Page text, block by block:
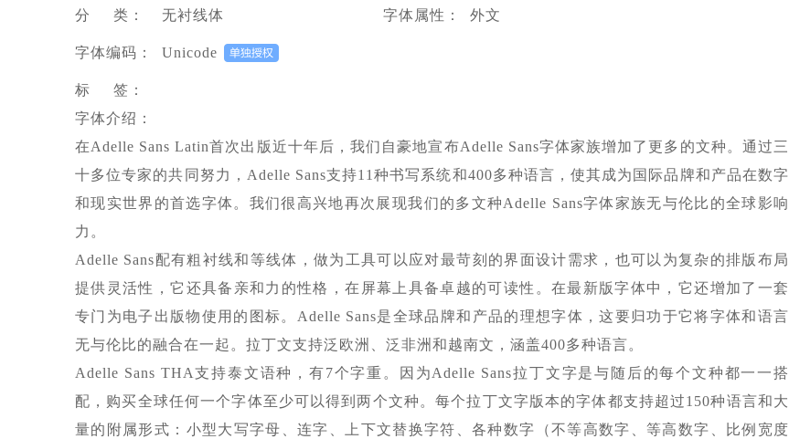
分 类： 无衬线体 字体属性： 外文
字体编码： Unicode
标 签：
字体介绍：
在Adelle Sans Latin首次出版近十年后，我们自豪地宣布Adelle Sans字体家族增加了更多的文种。通过三
十多位专家的共同努力，Adelle Sans支持11种书写系统和400多种语言，使其成为国际品牌和产品在数字
和现实世界的首选字体。我们很高兴地再次展现我们的多文种Adelle Sans字体家族无与伦比的全球影响
力。
Adelle Sans配有粗衬线和等线体，做为工具可以应对最苛刻的界面设计需求，也可以为复杂的排版布局
提供灵活性，它还具备亲和力的性格，在屏幕上具备卓越的可读性。在最新版字体中，它还增加了一套
专门为电子出版物使用的图标。Adelle Sans是全球品牌和产品的理想字体，这要归功于它将字体和语言
无与伦比的融合在一起。拉丁文支持泛欧洲、泛非洲和越南文，涵盖400多种语言。
Adelle Sans THA支持泰文语种，有7个字重。因为Adelle Sans拉丁文字是与随后的每个文种都一一搭
配，购买全球任何一个字体至少可以得到两个文种。每个拉丁文字版本的字体都支持超过150种语言和大
量的附属形式：小型大写字母、连字、上下文替换字符、各种数字（不等高数字、等高数字、比例宽度